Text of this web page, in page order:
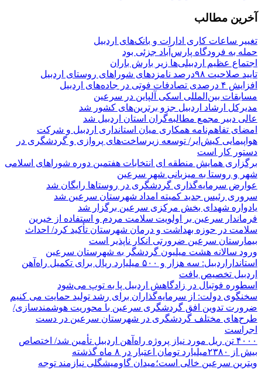
آخرین مطالب
تغییر ساعات کاری ادارات و بانک‌های اردبیل
حمله به فرودگاه پارس‌‌آباد جزئی بود
اجتماع عظیم اردبیلی‌ها زیر بارش باران
تایید صلاحیت ۹۸درصد نامزدهای شوراهای روستای اردبیل
افزایش ۴ درصدی تصادفات فوتی در جاده‌های اردبیل
مسابقات بین‌المللی اسکی آلپاین در سرعین
مدیرکل ارشاد اردبیل جزو برترین‌های کشور شد
عالی دبیر مجمع مطالبه‌گران استان اردبیل شد
امضای تفاهم‌نامه همکاری میان استانداری اردبیل و شرکت
هواپیمایی کیش‌ایر/ توسعه زیرساخت‌های پروازی و گردشگری در
دستور کار است
برگزاری همایش منطقه ای انتخابات هفتمین دوره شوراهای اسلامی
شهر و روستا به میزبانی شهر سرعین
عوارض سرمایه‌گذاری گردشگری در روستاها رایگان شد
سروری رئیس جدید کمیته امداد شهرستان سرعین شد
یادواره شهدای بخش مرکزی سرعین برگزار شد
فرماندار سرعین بر اولویت سلامت مردم و استفاده از خیرین
سلامت در حوزه بهداشت و درمان شهرستان تأکید کرد/ احداث
بیمارستان سرعین ضرورتی انکار ناپذیر است
ورود سالانه هشت میلیون گردشگر به شهرستان سرعین
استانداراردبیل: سه هزار و ۵۰۰ میلیارد ریال برای تکمیل راه‌آهن
اردبیل تخصیص یافت
اسطوره فوتبال در زادگاهش اردبیل پا به توپ می‌شود
سخنگوی دولت: از سرمایه‌گذاران برای رشد تولید حمایت می کنیم
ضرورت تدوین افق گردشگری سرعین با محوریت هوشمندسازی/
طرح‌های مختلف گردشگری در شهرستان سرعین در دست
اجراست
۴۰۰۰ تن ریل مورد نیاز پروژه راه‌آهن اردبیل تأمین شد/ اختصاص
بیش از ۲۳۸۰میلیارد تومان اعتبار در ۸ ماه گذشته
ویترین سرعین خالی است؛میدان گاومیشگلی نیازمند توجه